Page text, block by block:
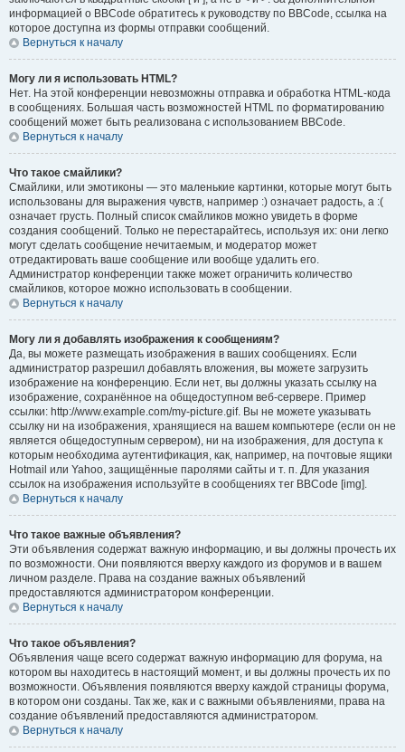
информацией о BBCode обратитесь к руководству по BBCode, ссылка на
которое доступна из формы отправки сообщений.
Вернуться к началу
Могу ли я использовать HTML?
Нет. На этой конференции невозможны отправка и обработка HTML-кода
в сообщениях. Большая часть возможностей HTML по форматированию
сообщений может быть реализована с использованием BBCode.
Вернуться к началу
Что такое смайлики?
Смайлики, или эмотиконы — это маленькие картинки, которые могут быть
использованы для выражения чувств, например :) означает радость, а :(
означает грусть. Полный список смайликов можно увидеть в форме
создания сообщений. Только не перестарайтесь, используя их: они легко
могут сделать сообщение нечитаемым, и модератор может
отредактировать ваше сообщение или вообще удалить его.
Администратор конференции также может ограничить количество
смайликов, которое можно использовать в сообщении.
Вернуться к началу
Могу ли я добавлять изображения к сообщениям?
Да, вы можете размещать изображения в ваших сообщениях. Если
администратор разрешил добавлять вложения, вы можете загрузить
изображение на конференцию. Если нет, вы должны указать ссылку на
изображение, сохранённое на общедоступном веб-сервере. Пример
ссылки: http://www.example.com/my-picture.gif. Вы не можете указывать
ссылку ни на изображения, хранящиеся на вашем компьютере (если он не
является общедоступным сервером), ни на изображения, для доступа к
которым необходима аутентификация, как, например, на почтовые ящики
Hotmail или Yahoo, защищённые паролями сайты и т. п. Для указания
ссылок на изображения используйте в сообщениях тег BBCode [img].
Вернуться к началу
Что такое важные объявления?
Эти объявления содержат важную информацию, и вы должны прочесть их
по возможности. Они появляются вверху каждого из форумов и в вашем
личном разделе. Права на создание важных объявлений
предоставляются администратором конференции.
Вернуться к началу
Что такое объявления?
Объявления чаще всего содержат важную информацию для форума, на
котором вы находитесь в настоящий момент, и вы должны прочесть их по
возможности. Объявления появляются вверху каждой страницы форума,
в котором они созданы. Так же, как и с важными объявлениями, права на
создание объявлений предоставляются администратором.
Вернуться к началу